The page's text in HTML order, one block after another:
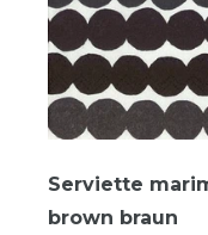
Serviette
brown braun